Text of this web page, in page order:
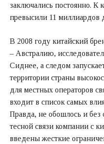
заключались постоянно. К
превысили 11
В 2008 году китайский
– Австралию,
Сиднее, а следом
территории страны
для местных операторов
входит в список самых
Правда, не обошлось и без
тесной связи компании с
введены жесткие